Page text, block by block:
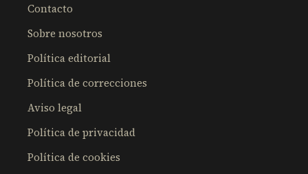
Contacto
Sobre nosotros
Política editorial
Política de correcciones
Aviso legal
Política de privacidad
Política de cookies